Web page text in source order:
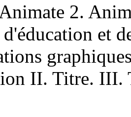
2.
et
II. Titre. III.